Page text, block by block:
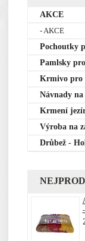
AKCE
- AKCE
Pochoutky
Pamlsky
Krmivo pro
Návnady
Krmení
Výroba na
Drůbež -